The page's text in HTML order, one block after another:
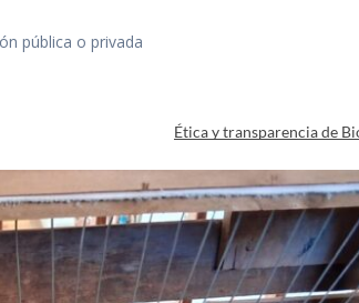
pública o privada
Ética y transparencia de